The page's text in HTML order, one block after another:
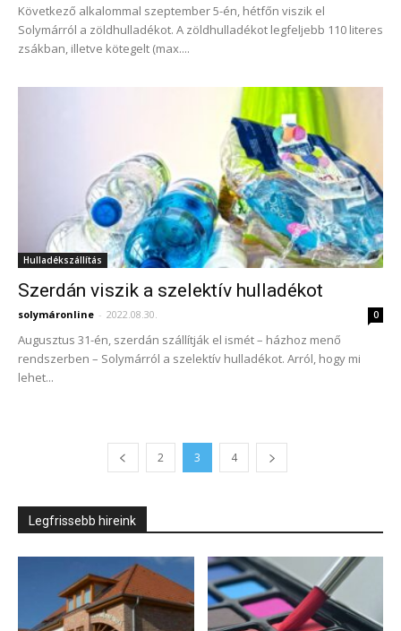
Következő alkalommal szeptember 5-én, hétfőn viszik el
Solymárról a zöldhulladékot. A zöldhulladékot legfeljebb 110 literes
zsákban, illetve kötegelt (max....
Hulladékszállítás
Szerdán viszik a szelektív hulladékot
solymáronline - 2022.08.30. 0
Augusztus 31-én, szerdán szállítják el ismét – házhoz menő
rendszerben – Solymárról a szelektív hulladékot. Arról, hogy mi
lehet...
2 3 4
Legfrissebb hireink